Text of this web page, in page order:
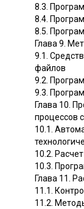
8.3.
8.4.
8.5.
Глава 9.
9.1.
файлов
9.2.
9.3.
Глава 10.
процессов
10.1.
10.2.
10.3.
Глава 11.
11.1.
11.2.